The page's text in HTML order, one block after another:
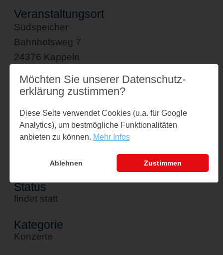
Veranstaltungsort
Südspeicher
Bahnhofsweg 7
24376 Kappeln
kontakt@suedspeicher.de
Tel: 04642 9999410
Südspeicher
Status
findet statt
Kategorie
Konzerte
Möchten Sie unserer Datenschutz­
erklärung zustimmen?
Diese Seite verwendet Cookies (u.a. für Google
Analytics), um bestmögliche Funktionalitäten
anbieten zu können. Mehr Infos
Ablehnen Zustimmen